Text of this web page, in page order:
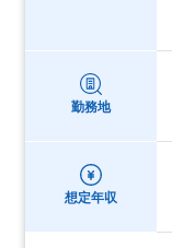
勤務地
想定年収